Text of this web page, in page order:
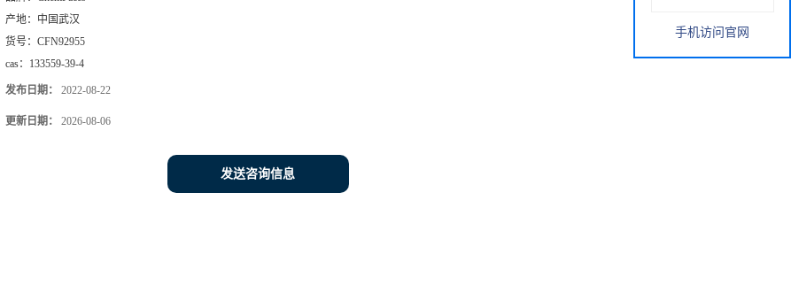
产地： 中国武汉
货号： CFN92955
cas： 133559-39-4
发布日期： 2022-08-22
更新日期： 2026-08-06
发送咨询信息
手机访问官网